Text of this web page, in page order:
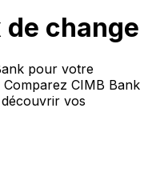
de change
pour votre
CIMB Bank
vos